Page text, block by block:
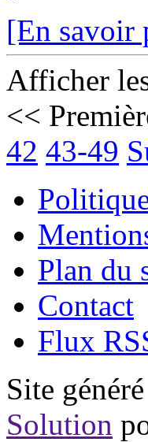
[En savoir
Afficher
<<
42 43-49
Plan du
Contact
Flux
Site
Solution